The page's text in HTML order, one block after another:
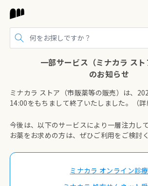
検索する
一部サービス（ミナカラ ス
のお知らせ
ミナカラ ストア（市販薬等の販売）は、
14:00をもちまして終了いたしました。
（
今後は、以下のサービスにより一層注力し
お薬をお求めの方は、ぜひご利用をご検討く
ミナカラ オンライン診療